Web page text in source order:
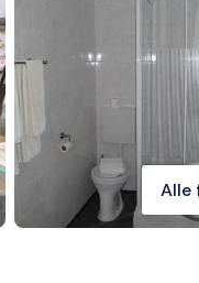
Alle